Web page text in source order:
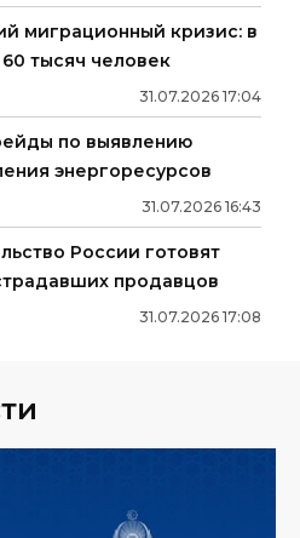
миграционный кризис: в
тысяч человек
31.07.2026 17:04
по выявлению
энергоресурсов
31.07.2026 16:43
России готовят
продавцов
31.07.2026 17:08